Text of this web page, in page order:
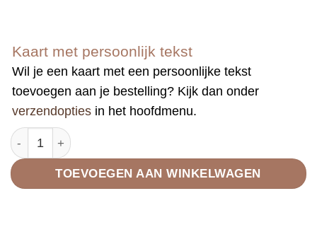
Kaart met persoonlijk tekst
Wil je een kaart met een persoonlijke tekst
toevoegen aan je bestelling? Kijk dan onder
verzendopties in het hoofdmenu.
Portemonnee klein rits blauw grijs print aantal
TOEVOEGEN AAN WINKELWAGEN